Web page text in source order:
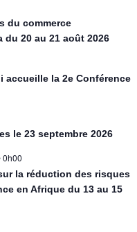
du commerce
20 au 21 août 2026
accueille la 2e Conférence
le 23 septembre 2026
0h00
la réduction des risques
en Afrique du 13 au 15